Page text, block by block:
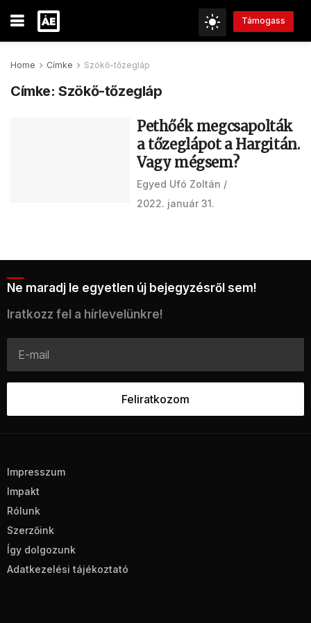
Támogass
Home Címke Szökő-tőzegláp
Címke:Szökő-tőzegláp
Pethőék megcsapolták
a tőzeglápot a Hargitán.
Vagy mégsem?
Egyed Ufó Zoltán
2022. január 31.
Ne maradj le egyetlen új bejegyzésről sem!
Iratkozz fel a hírlevelünkre!
Impresszum
Impakt
Rólunk
Szerzőink
Így dolgozunk
Adatkezelési tájékoztató